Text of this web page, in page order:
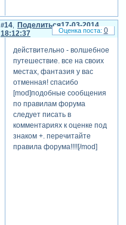
Поделиться
14
17-03-2014
18:12:37
действительно - волшебное
путешествие. все на своих
местах, фантазия у вас
отменная! спасибо
[mod]подобные сообщения
по правилам форума
следует писать в
комментариях к оценке под
знаком +. перечитайте
правила форума!!!![/mod]
0